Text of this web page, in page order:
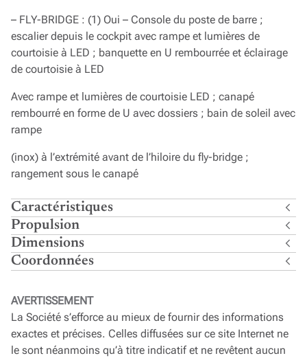
– FLY-BRIDGE : (1) Oui – Console du poste de barre ;
escalier depuis le cockpit avec rampe et lumières de
courtoisie à LED ; banquette en U rembourrée et éclairage
de courtoisie à LED
Avec rampe et lumières de courtoisie LED ; canapé
rembourré en forme de U avec dossiers ; bain de soleil avec
rampe
(inox) à l’extrémité avant de l’hiloire du fly-bridge ;
rangement sous le canapé
Caractéristiques
Propulsion
Dimensions
Coordonnées
AVERTISSEMENT
La Société s’efforce au mieux de fournir des informations
exactes et précises. Celles diffusées sur ce site Internet ne
le sont néanmoins qu’à titre indicatif et ne revêtent aucun